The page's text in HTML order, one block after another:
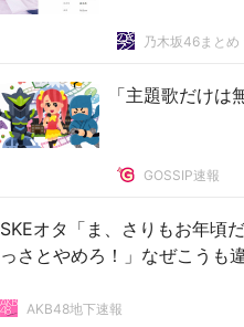
乃木坂46まとめ
「主題歌だけ
GOSSIP速報
SKEオタ「ま、さりもお年頃
っさとやめろ！」なぜこうも
AKB48地下速報